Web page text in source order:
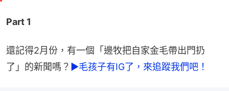
Part 1
還記得2月份，有一個「邊牧把自家金毛帶出門扔
了」的新聞嗎？ ►毛孩子有IG了，來追蹤我們吧！